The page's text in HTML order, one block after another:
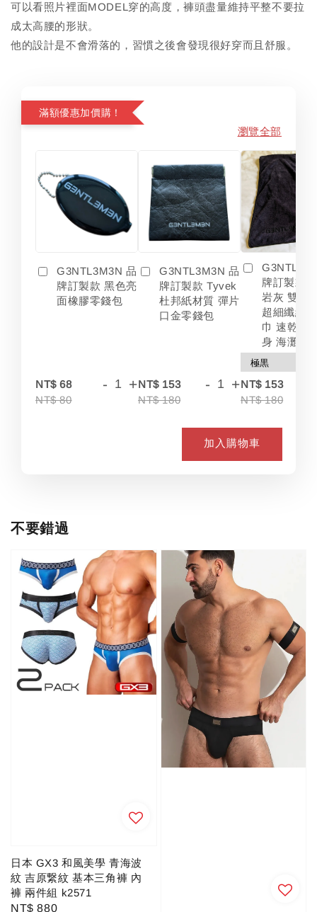
可以看照片裡面MODEL穿的高度，褲頭盡量維持平整不要拉
成太高腰的形狀。
他的設計是不會滑落的，習慣之後會發現很好穿而且舒服。
滿額優惠加價購！
瀏覽全部
G3NTL3M3N 品
牌訂製款 黑色亮
面橡膠零錢包
NT$ 68
NT$ 80
- +
G3NTL3M3N 品
牌訂製款 Tyvek
杜邦紙材質 彈片
口金零錢包
NT$ 153
NT$ 180
- +
牌訂製款
岩灰 雙色
超細纖維
巾 速乾 吸
身 海灘
NT$ 153
NT$ 180
加入購物車
不要錯過
日本 GX3 和風美學 青海波
紋 吉原繋紋 基本三角褲 內
褲 兩件組 k2571
Regular
NT$ 880